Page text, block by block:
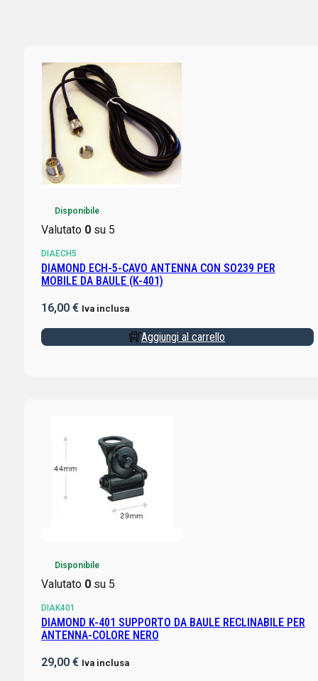
Disponibile
Valutato 0su 5
DIAECH5
DIAMOND ECH-5-CAVO ANTENNA CON SO239 PER
MOBILE DA BAULE (K-401)
16,00 € Iva inclusa
Aggiungi al carrello
Disponibile
Valutato 0su 5
DIAK401
DIAMOND K-401 SUPPORTO DA BAULE RECLINABILE PER
ANTENNA-COLORE NERO
29,00 € Iva inclusa